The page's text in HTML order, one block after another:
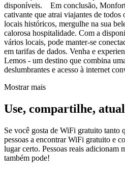
disponíveis. Em conclusão,
cativante que atrai viajantes de todos
locais históricos, mergulhe na sua
calorosa hospitalidade. Com a
vários locais, pode manter-se
em tarifas de dados. Venha e
Lemos - um destino que combina
deslumbrantes e acesso à internet
Mostrar mais
Use, compartilhe,
Se você gosta de WiFi gratuito tanto
pessoas a encontrar WiFi gratuito e
lugar certo. Pessoas reais adicionam
também pode!